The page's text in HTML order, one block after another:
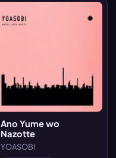
Ano Yume wo
Nazotte
YOASOBI